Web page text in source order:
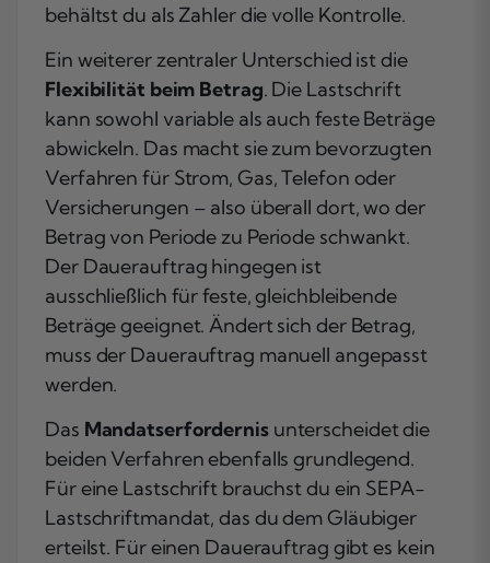
behältst du als Zahler die volle Kontrolle.
Ein weiterer zentraler Unterschied ist die
Flexibilität beim Betrag. Die Lastschrift
kann sowohl variable als auch feste Beträge
abwickeln. Das macht sie zum bevorzugten
Verfahren für Strom, Gas, Telefon oder
Versicherungen – also überall dort, wo der
Betrag von Periode zu Periode schwankt.
Der Dauerauftrag hingegen ist
ausschließlich für feste, gleichbleibende
Beträge geeignet. Ändert sich der Betrag,
muss der Dauerauftrag manuell angepasst
werden.
Das Mandatserfordernisunterscheidet die
beiden Verfahren ebenfalls grundlegend.
Für eine Lastschrift brauchst du ein SEPA-
Lastschriftmandat, das du dem Gläubiger
erteilst. Für einen Dauerauftrag gibt es kein